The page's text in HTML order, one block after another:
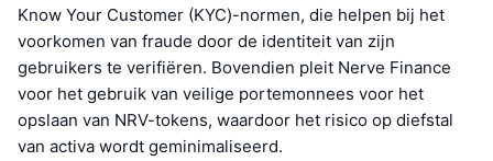
Know Your Customer (KYC)-normen, die helpen bij het
voorkomen van fraude door de identiteit van zijn
gebruikers te verifiëren. Bovendien pleit Nerve Finance
voor het gebruik van veilige portemonnees voor het
opslaan van NRV-tokens, waardoor het risico op diefstal
van activa wordt geminimaliseerd.